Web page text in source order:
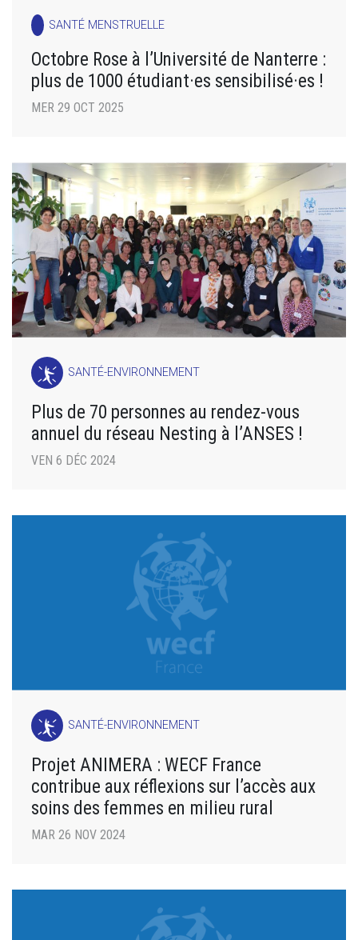
SANTÉ MENSTRUELLE
Octobre Rose à l’Université de Nanterre :
plus de 1000 étudiant·es sensibilisé·es !
MER 29 OCT 2025
SANTÉ-ENVIRONNEMENT
Plus de 70 personnes au rendez-vous
annuel du réseau Nesting à l’ANSES !
VEN 6 DÉC 2024
SANTÉ-ENVIRONNEMENT
Projet ANIMERA : WECF France
contribue aux réflexions sur l’accès aux
soins des femmes en milieu rural
MAR 26 NOV 2024